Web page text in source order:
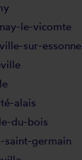
le-vicomte
sur-essonne
alais
du-bois
saint-germain